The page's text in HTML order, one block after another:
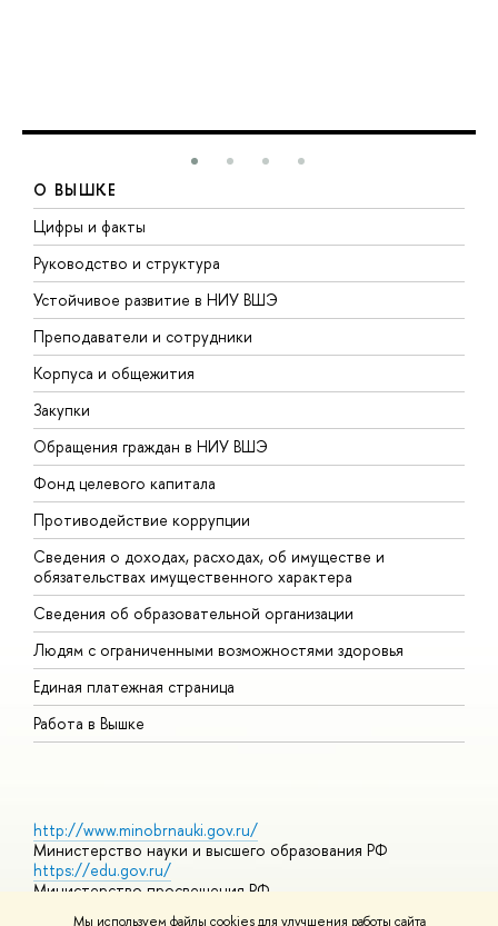
Мы используем файлы cookies для улучшения работы сайта
О ВЫШКЕ
Цифры и факты
Руководство и структура
Устойчивое развитие в НИУ ВШЭ
Преподаватели и сотрудники
Корпуса и общежития
Закупки
Обращения граждан в НИУ ВШЭ
Фонд целевого капитала
Противодействие коррупции
Сведения о доходах, расходах, об имуществе и
обязательствах имущественного характера
Сведения об образовательной организации
Людям с ограниченными возможностями здоровья
Единая платежная страница
Работа в Вышке
http://www.minobrnauki.gov.ru/
Министерство науки и высшего образования РФ
https://edu.gov.ru/
Министерство просвещения РФ
https://elearning.hse.ru/mooc